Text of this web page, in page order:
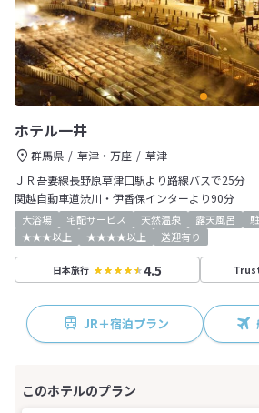
ホテル一井
群馬県 草津・万座
草津
ＪＲ吾妻線長野原草津口駅より路線バスで25分
関越自動車道渋川・伊香保インターより90分
大浴場 宅配サービス 天然温泉 露天風呂
★★★以上
★★★★以上 送迎有り
日本旅行 4.5
JR＋宿泊プラン